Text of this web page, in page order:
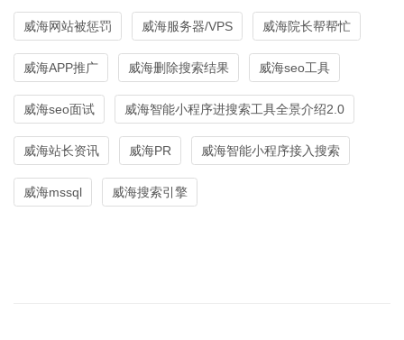
威海网站被惩罚 威海服务器/VPS 威海院长帮帮忙
威海APP推广 威海删除搜索结果 威海seo工具
威海seo面试 威海智能小程序进搜索工具全景介绍2.0
威海站长资讯 威海PR 威海智能小程序接入搜索
威海mssql 威海搜索引擎